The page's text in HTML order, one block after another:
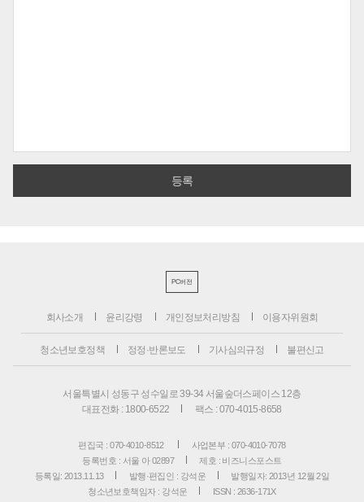
PC버전
회사소개 윤리강령 개인정보처리방침 이용자위원회
청소년보호정책 정정·반론보도 기사심의규정 불편신고
서울특별시 성동구 성수일로 39-34 서울숲더스페이스 12층
대표전화 : 1800-6522
팩스 : 070-4015-8658
편집국 : 070-4010-8512
사업본부 : 070-4010-7078
등록번호 : 서울 아 02897
제호 : 비즈니스포스트
등록일: 2013.11.13
발행·편집인 : 강석운
발행일자: 2013년 12월 2일
청소년보호책임자 : 강석운
ISSN : 2636-171X